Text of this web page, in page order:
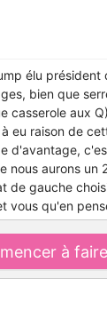
élu
bien que
casserole aux
eu raison de
d'avantage,
nous aurons
de gauche
vous qu'en
à